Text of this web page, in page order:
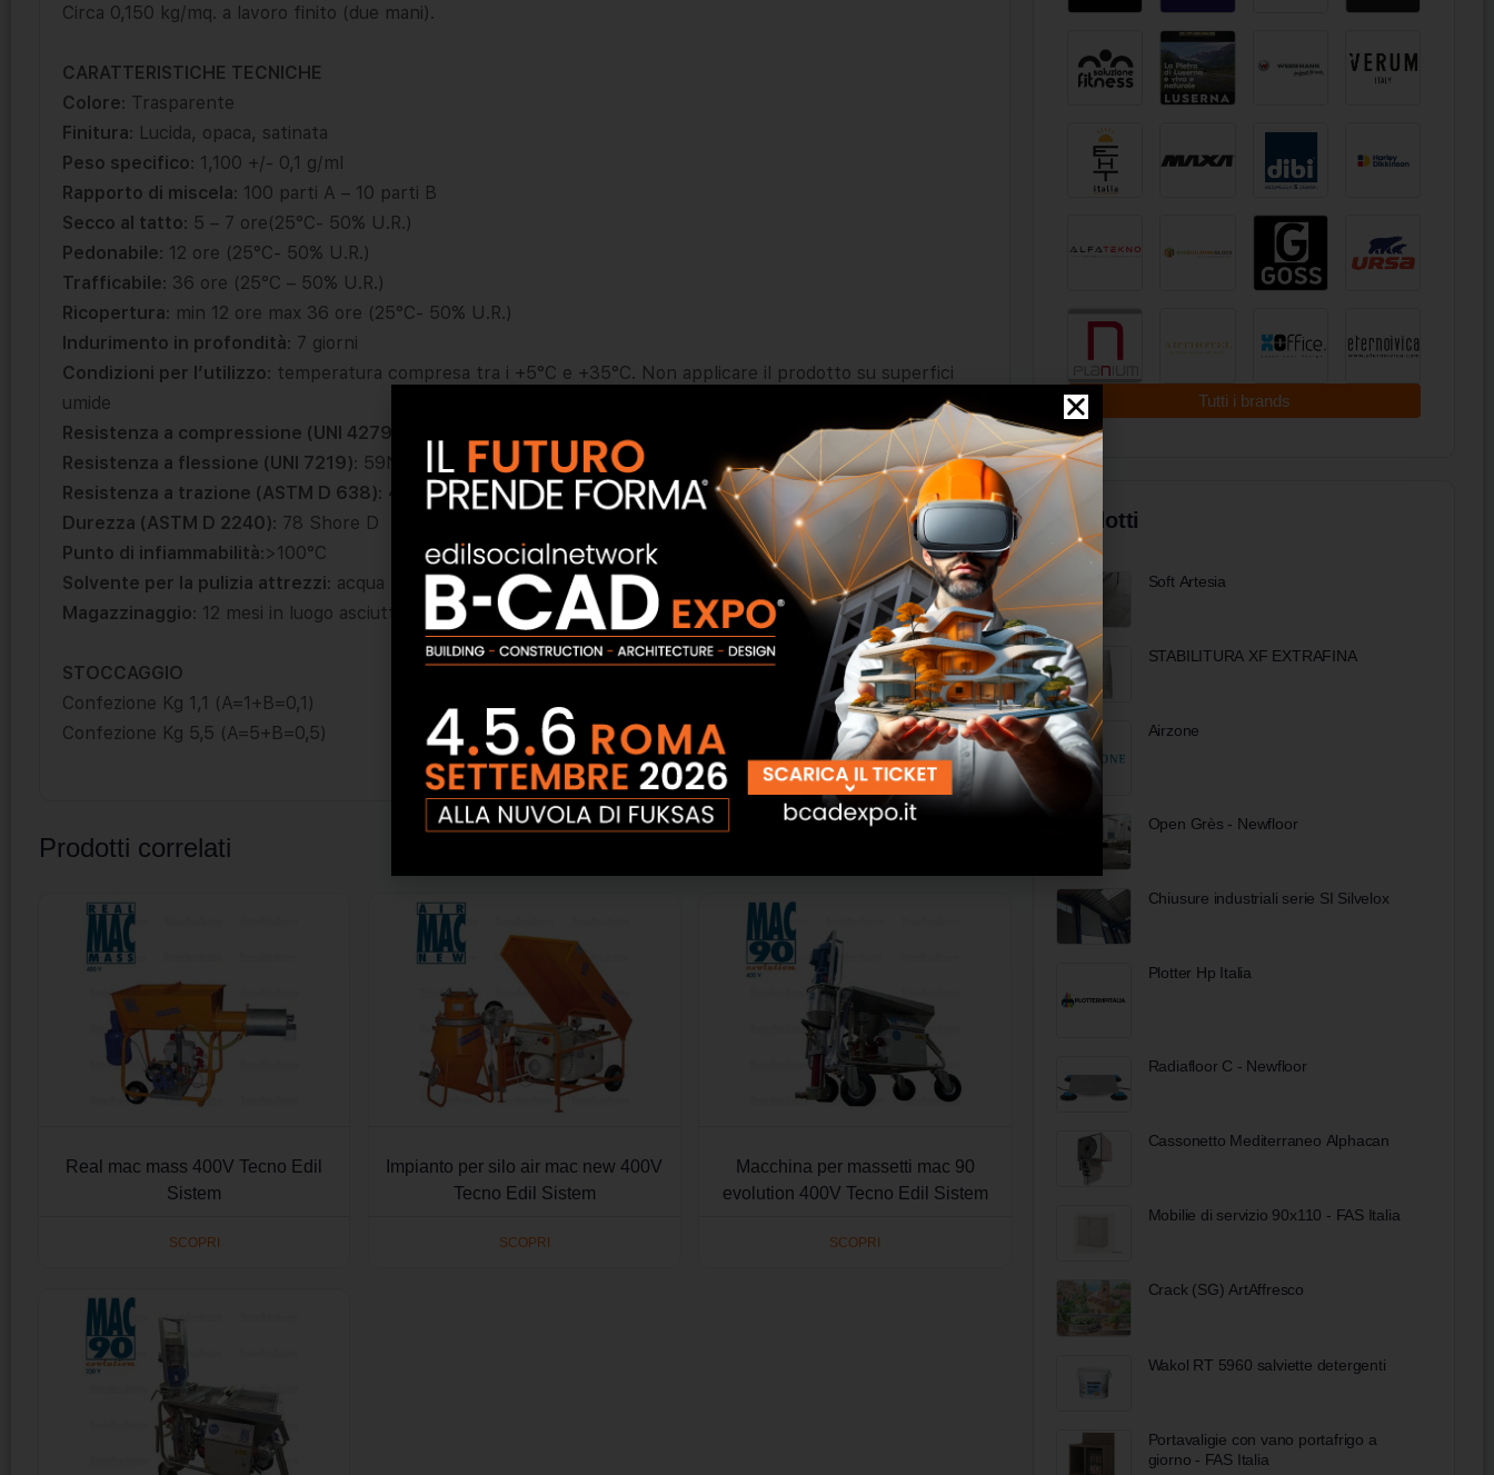
Circa 0,150 kg/mq. a lavoro finito (due mani).
CARATTERISTICHE TECNICHE
Colore: Trasparente
Finitura: Lucida, opaca, satinata
Peso specifico: 1,100 +/- 0,1 g/ml
Rapporto di miscela: 100 parti A – 10 parti B
Secco al tatto: 5 – 7 ore(25°C- 50% U.R.)
Pedonabile: 12 ore (25°C- 50% U.R.)
Trafficabile: 36 ore (25°C – 50% U.R.)
Ricopertura: min 12 ore max 36 ore (25°C- 50% U.R.)
Indurimento in profondità: 7 giorni
Condizioni per l’utilizzo: temperatura compresa tra i +5°C e +35°C. Non applicare il prodotto su superfici
umide
Resistenza a compressione (UNI 4279)
Resistenza a flessione (UNI 7219): 59N/mm2
Resistenza a trazione (ASTM D 638): 40N/mm2
Durezza (ASTM D 2240): 78 Shore D
Punto di infiammabilità:>100°C
Solvente per la pulizia attrezzi: acqua
Magazzinaggio: 12 mesi in luogo asciutto
STOCCAGGIO
Confezione Kg 1,1 (A=1+B=0,1)
Confezione Kg 5,5 (A=5+B=0,5)
Prodotti correlati
Real mac mass 400V Tecno Edil
Sistem
SCOPRI
Impianto per silo air mac new 400V
Tecno Edil Sistem
SCOPRI
Macchina per massetti mac 90
evolution 400V Tecno Edil Sistem
SCOPRI
Tutti i brands
Prodotti
Soft Artesia
STABILITURA XF EXTRAFINA
Airzone
Open Grès - Newfloor
Chiusure industriali serie SI Silvelox
Plotter Hp Italia
Radiafloor C - Newfloor
Cassonetto Mediterraneo Alphacan
Mobilie di servizio 90x110 - FAS Italia
Сrack (SG) ArtAffresco
Wakol RT 5960 salviette detergenti
Portavaligie con vano portafrigo a
giorno - FAS Italia